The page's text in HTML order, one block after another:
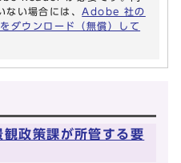
ない場合には、 Adobe 社の
ウンロード（無償）して
政策課が所管する要